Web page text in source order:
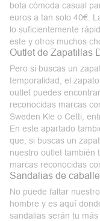
bota cómoda casual
euros a tan solo 40€.
lo suficientemente
este y otros muchos
Outlet de Zapatillas
Pero si buscas un
temporalidad, el
outlet puedes
reconocidas marcas
Sweden Kle o Cetti,
En este apartado
que, si buscas un
nuestro outlet también
marcas reconocidas
Sandalias de
No puede faltar nuestro
hombre y es aquí
sandalias serán tu